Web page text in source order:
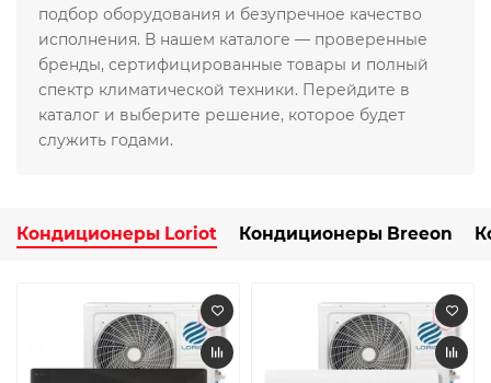
подбор оборудования и безупречное качество
исполнения. В нашем каталоге — проверенные
бренды, сертифицированные товары и полный
спектр климатической техники. Перейдите в
каталог и выберите решение, которое будет
служить годами.
Кондиционеры Loriot Кондиционеры Breeon